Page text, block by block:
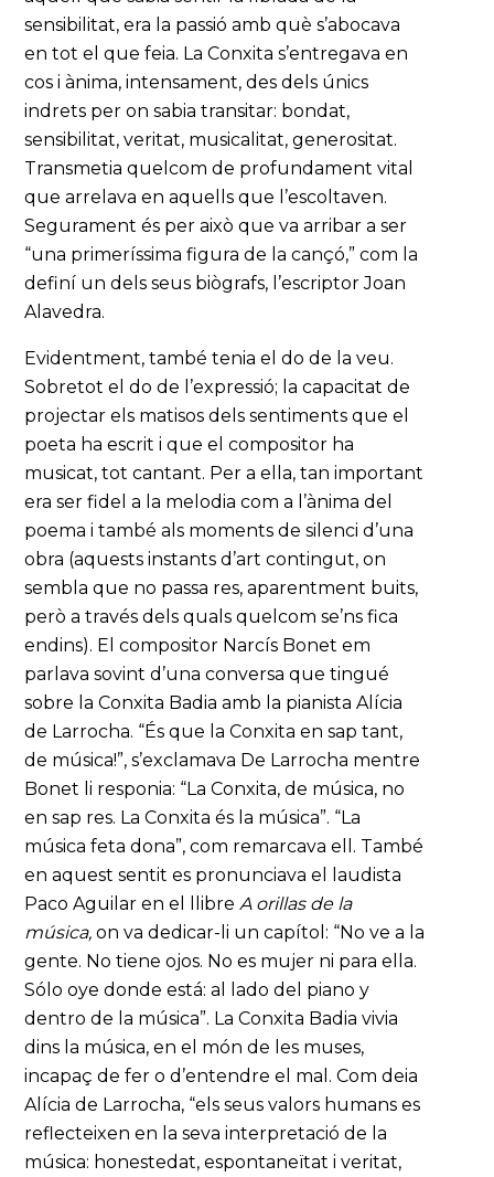
sensibilitat, era la passió amb què s’abocava
en tot el que feia. La Conxita s’entregava en
cos i ànima, intensament, des dels únics
indrets per on sabia transitar: bondat,
sensibilitat, veritat, musicalitat, generositat.
Transmetia quelcom de profundament vital
que arrelava en aquells que l’escoltaven.
Segurament és per això que va arribar a ser
“una primeríssima figura de la cançó,” com la
definí un dels seus biògrafs, l’escriptor Joan
Alavedra.
Evidentment, també tenia el do de la veu.
Sobretot el do de l’expressió; la capacitat de
projectar els matisos dels sentiments que el
poeta ha escrit i que el compositor ha
musicat, tot cantant. Per a ella, tan important
era ser fidel a la melodia com a l’ànima del
poema i també als moments de silenci d’una
obra (aquests instants d’art contingut, on
sembla que no passa res, aparentment buits,
però a través dels quals quelcom se’ns fica
endins). El compositor Narcís Bonet em
parlava sovint d’una conversa que tingué
sobre la Conxita Badia amb la pianista Alícia
de Larrocha. “És que la Conxita en sap tant,
de música!”, s’exclamava De Larrocha mentre
Bonet li responia: “La Conxita, de música, no
en sap res. La Conxita és la música”. “La
música feta dona”, com remarcava ell. També
en aquest sentit es pronunciava el laudista
Paco Aguilar en el llibreA orillas de la
música, on va dedicar-li un capítol: “No ve a la
gente. No tiene ojos. No es mujer ni para ella.
Sólo oye donde está: al lado del piano y
dentro de la música”. La Conxita Badia vivia
dins la música, en el món de les muses,
incapaç de fer o d’entendre el mal. Com deia
Alícia de Larrocha, “els seus valors humans es
reflecteixen en la seva interpretació de la
música: honestedat, espontaneïtat i veritat,